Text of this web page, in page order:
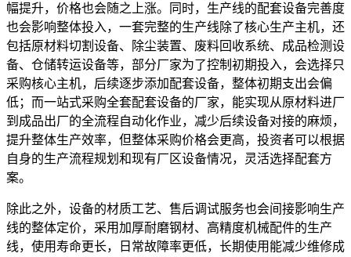
幅提升，价格也会随之上涨。同时，生产线的配套设备完善度
也会影响整体投入，一套完整的生产线除了核心生产主机，还
包括原材料切割设备、除尘装置、废料回收系统、成品检测设
备、仓储转运设备等，部分厂家为了控制初期投入，会选择只
采购核心主机，后续逐步添加配套设备，整体初期支出会偏
低；而一站式采购全套配套设备的厂家，能实现从原材料进厂
到成品出厂的全流程自动化作业，减少后续设备对接的麻烦，
提升整体生产效率，但整体采购价格会更高，投资者可以根据
自身的生产流程规划和现有厂区设备情况，灵活选择配套方
案。
除此之外，设备的材质工艺、售后调试服务也会间接影响生产
线的整体定价，采用加厚耐磨钢材、高精度机械配件的生产
线，使用寿命更长，日常故障率更低，长期使用能减少维修成